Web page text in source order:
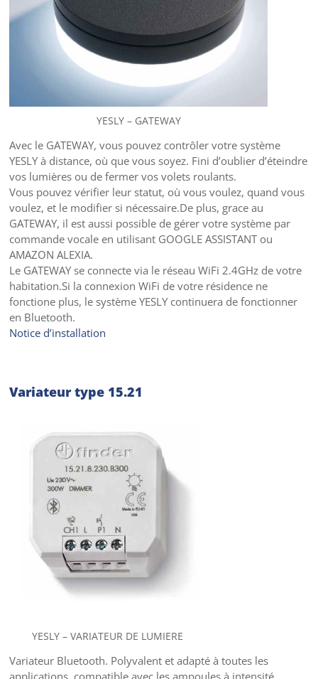
YESLY – GATEWAY
Avec le GATEWAY, vous pouvez contrôler votre système
YESLY à distance, où que vous soyez. Fini d’oublier d’éteindre
vos lumières ou de fermer vos volets roulants.
Vous pouvez vérifier leur statut, où vous voulez, quand vous
voulez, et le modifier si nécessaire.De plus, grace au
GATEWAY, il est aussi possible de gérer votre système par
commande vocale en utilisant GOOGLE ASSISTANT ou
AMAZON ALEXIA.
Le GATEWAY se connecte via le réseau WiFi 2.4GHz de votre
habitation.Si la connexion WiFi de votre résidence ne
fonctione plus, le système YESLY continuera de fonctionner
en Bluetooth.
Notice d’installation
Variateur type 15.21
YESLY – VARIATEUR DE LUMIERE
Variateur Bluetooth. Polyvalent et adapté à toutes les
applications, compatible avec les ampoules à intensité